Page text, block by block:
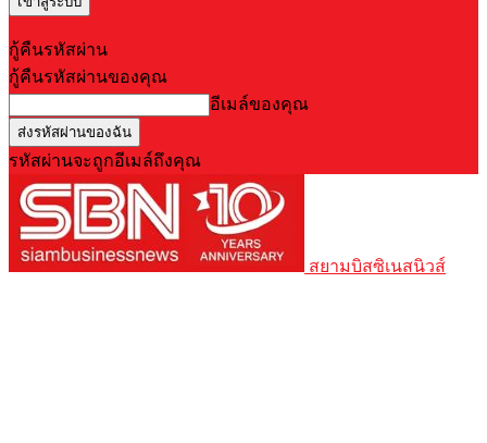
กู้คืนรหัสผ่าน
กู้คืนรหัสผ่านของคุณ
อีเมล์ของคุณ
รหัสผ่านจะถูกอีเมล์ถึงคุณ
สยามบิสซิเนสนิวส์